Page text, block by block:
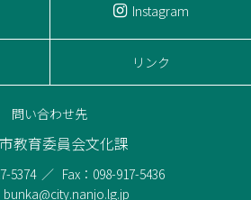
Instagram
リンク
問い合わせ先
教育委員会文化課
5374
Fax：098-917-5436
bunka@city.nanjo.lg.jp